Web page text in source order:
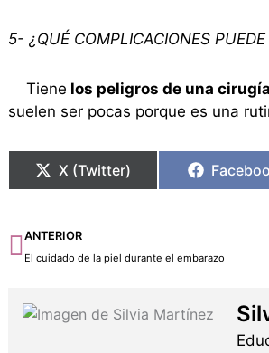
5- ¿QUÉ COMPLICACIONES
Tiene los peligros de una
suelen ser pocas porque es una
X (Twitter)
Ant
ANTERIOR
El cuidado de la piel durante el embarazo